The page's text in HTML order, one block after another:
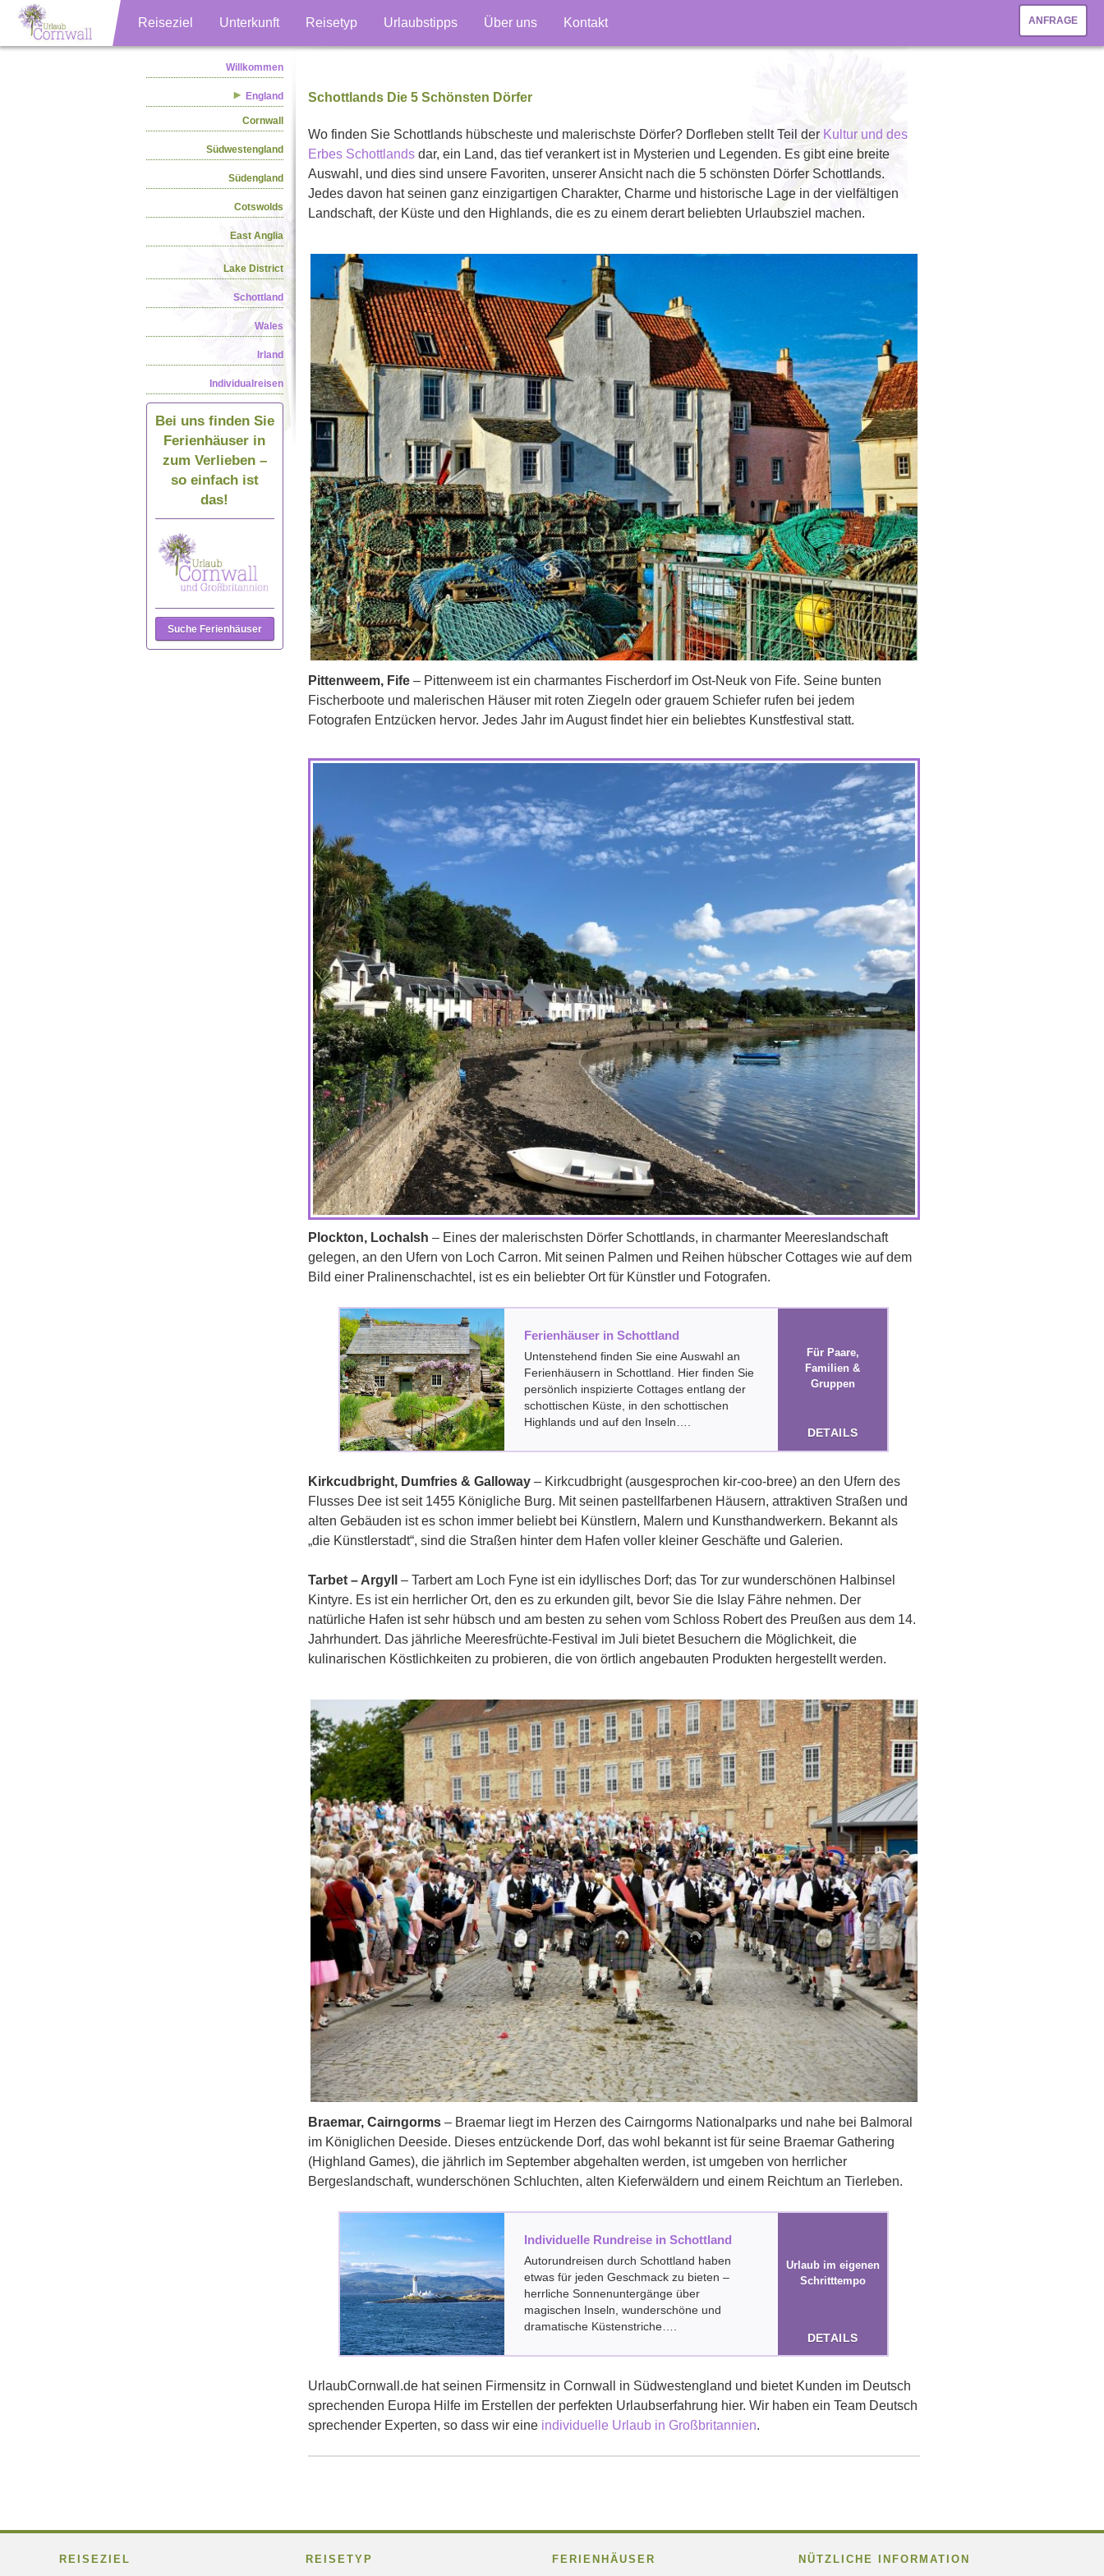
ANFRAGE
Reiseziel Unterkunft Reisetyp Urlaubstipps Über uns Kontakt
Willkommen
England
Cornwall
Südwestengland
Südengland
Cotswolds
East Anglia
Lake District
Schottland
Wales
Irland
Individualreisen
Bei uns finden Sie
Ferienhäuser in
zum Verlieben –
so einfach ist
das!
Suche Ferienhäuser
Schottlands Die 5 Schönsten Dörfer
Wo finden Sie Schottlands hübscheste und malerischste Dörfer? Dorfleben stellt Teil der Kultur und des
Erbes Schottlandsdar, ein Land, das tief verankert ist in Mysterien und Legenden. Es gibt eine breite
Auswahl, und dies sind unsere Favoriten, unserer Ansicht nach die 5 schönsten Dörfer Schottlands.
Jedes davon hat seinen ganz einzigartigen Charakter, Charme und historische Lage in der vielfältigen
Landschaft, der Küste und den Highlands, die es zu einem derart beliebten Urlaubsziel machen.
Pittenweem, Fife– Pittenweem ist ein charmantes Fischerdorf im Ost-Neuk von Fife. Seine bunten
Fischerboote und malerischen Häuser mit roten Ziegeln oder grauem Schiefer rufen bei jedem
Fotografen Entzücken hervor. Jedes Jahr im August findet hier ein beliebtes Kunstfestival statt.
Plockton, Lochalsh – Eines der malerischsten Dörfer Schottlands, in charmanter Meereslandschaft
gelegen, an den Ufern von Loch Carron. Mit seinen Palmen und Reihen hübscher Cottages wie auf dem
Bild einer Pralinenschachtel, ist es ein beliebter Ort für Künstler und Fotografen.
Ferienhäuser in Schottland
Untenstehend finden Sie eine Auswahl an
Ferienhäusern in Schottland. Hier finden Sie
persönlich inspizierte Cottages entlang der
schottischen Küste, in den schottischen
Highlands und auf den Inseln….
Für Paare,
Familien &
Gruppen
DETAILS
Kirkcudbright, Dumfries & Galloway– Kirkcudbright (ausgesprochen kir-coo-bree) an den Ufern des
Flusses Dee ist seit 1455 Königliche Burg. Mit seinen pastellfarbenen Häusern, attraktiven Straßen und
alten Gebäuden ist es schon immer beliebt bei Künstlern, Malern und Kunsthandwerkern. Bekannt als
„die Künstlerstadt“, sind die Straßen hinter dem Hafen voller kleiner Geschäfte und Galerien.
Tarbet – Argyll
– Tarbert am Loch Fyne ist ein idyllisches Dorf; das Tor zur wunderschönen Halbinsel
Kintyre. Es ist ein herrlicher Ort, den es zu erkunden gilt, bevor Sie die Islay Fähre nehmen. Der
natürliche Hafen ist sehr hübsch und am besten zu sehen vom Schloss Robert des Preußen aus dem 14.
Jahrhundert. Das jährliche Meeresfrüchte-Festival im Juli bietet Besuchern die Möglichkeit, die
kulinarischen Köstlichkeiten zu probieren, die von örtlich angebauten Produkten hergestellt werden.
Braemar, Cairngorms– Braemar liegt im Herzen des Cairngorms Nationalparks und nahe bei Balmoral
im Königlichen Deeside. Dieses entzückende Dorf, das wohl bekannt ist für seine Braemar Gathering
(Highland Games), die jährlich im September abgehalten werden, ist umgeben von herrlicher
Bergeslandschaft, wunderschönen Schluchten, alten Kieferwäldern und einem Reichtum an Tierleben.
Individuelle Rundreise in Schottland
Autorundreisen durch Schottland haben
etwas für jeden Geschmack zu bieten –
herrliche Sonnenuntergänge über
magischen Inseln, wunderschöne und
dramatische Küstenstriche….
Urlaub im eigenen
Schritttempo
DETAILS
UrlaubCornwall.de hat seinen Firmensitz in Cornwall in Südwestengland und bietet Kunden im Deutsch
sprechenden Europa Hilfe im Erstellen der perfekten Urlaubserfahrung hier. Wir haben ein Team Deutsch
sprechender Experten, so dass wir eine individuelle Urlaub in Großbritannien.
REISEZIEL REISETYP FERIENHÄUSER NÜTZLICHE INFORMATION